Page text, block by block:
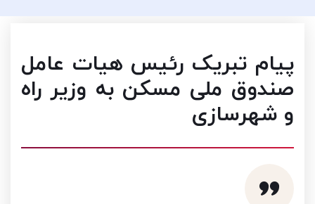
پیام تبریک رئیس هیات عامل
صندوق ملی مسکن به وزیر راه
و شهرسازی